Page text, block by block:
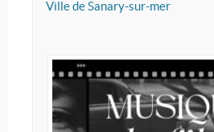
Ville de Sanary-sur-mer